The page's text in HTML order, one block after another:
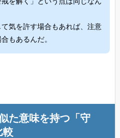
気を許す場合もあれば、注意
もあるんだ。
た意味を持つ「守
較